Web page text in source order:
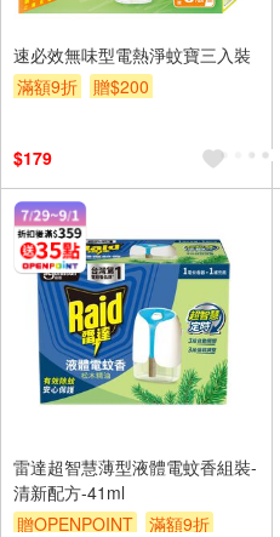
速必效無味型電熱淨蚊寶三入裝
滿額9折
贈$200
$179
雷達超智慧薄型液體電蚊香組裝-
清新配方-41ml
贈OPENPOINT
滿額9折